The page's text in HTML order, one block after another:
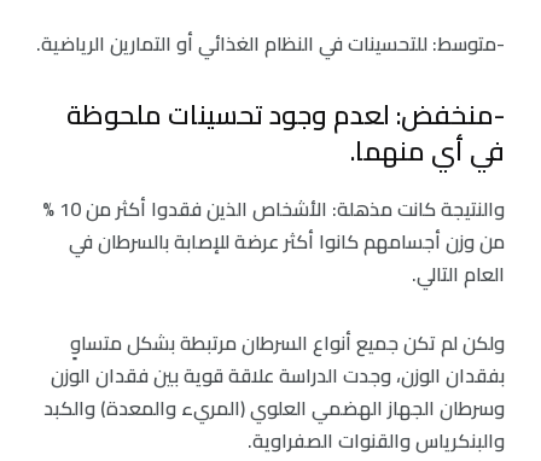
-متوسط: للتحسينات في النظام الغذائي أو التمارين الرياضية.
-منخفض: لعدم وجود تحسينات ملحوظة
في أي منهما.
والنتيجة كانت مذهلة: الأشخاص الذين فقدوا أكثر من 10 %
من وزن أجسامهم كانوا أكثر عرضة للإصابة بالسرطان في
العام التالي.
ولكن لم تكن جميع أنواع السرطان مرتبطة بشكل متساوٍ
بفقدان الوزن، وجدت الدراسة علاقة قوية بين فقدان الوزن
وسرطان الجهاز الهضمي العلوي (المريء والمعدة) والكبد
والبنكرياس والقنوات الصفراوية.